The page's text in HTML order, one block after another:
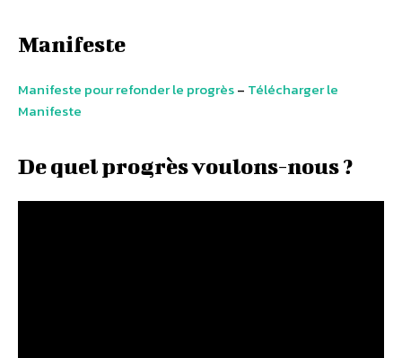
Manifeste
Manifeste pour refonder le progrès– Télécharger le
Manifeste
De quel progrès voulons-nous ?